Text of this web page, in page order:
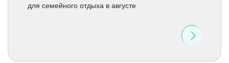
для семейного отдыха в августе